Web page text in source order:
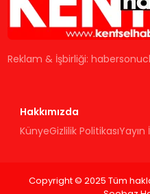
Reklam & İşbirliği:
Hakkımızda
KünyeGizlilik PolitikasıYayın
Copyright © 2025 Tüm